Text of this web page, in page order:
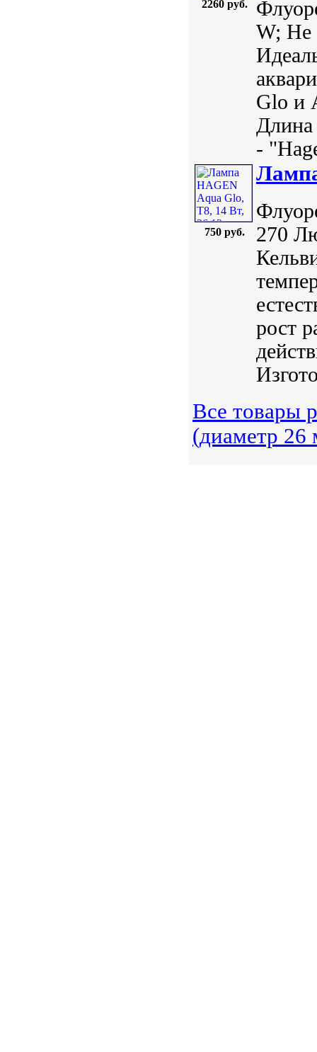
2260 руб.
W; Не
Glo и
Длина
-
750 руб.
270
рост
Все товары
(диаметр